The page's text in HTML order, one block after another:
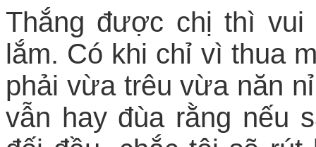
Thắng được chị thì
lắm. Có khi chỉ vì thua
phải vừa trêu vừa năn
vẫn hay đùa rằng nếu